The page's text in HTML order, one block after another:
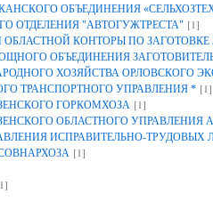
ОБЪЕДИНЕНИЯ
ОТДЕЛЕНИЯ "АВТОГУЖТРЕСТА" [1]
КОНТОРЫ ПО ЗАГОТОВКЕ
ОБЪЕДИНЕНИЯ
ХОЗЯЙСТВА ОРЛОВСКОГО
ТРАНСПОРТНОГО УПРАВЛЕНИЯ * [1]
ГОРКОМХОЗА [1]
ОБЛАСТНОГО УПРАВЛЕНИЯ
ИСПРАВИТЕЛЬНО-
[1]